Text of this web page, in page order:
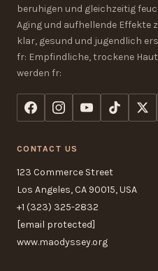
beruhigen und gleichzeitig
Aging und aufhellende Effekte
klar, gesund und jugendlich
fr: Empfindliche, trockene
werden fr:
CONTACT US
123 Commerce Street
Los Angeles, CA 90015, USA
+1 (323) 325-2832
[email protected]
www.maodyssey.org